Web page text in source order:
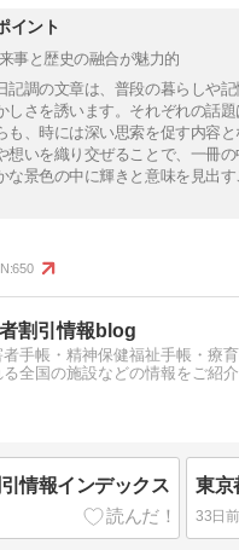
イント
事と歴史の融合が魅力的
記調の文章は、普段の暮らしや
しさを誘います。それぞれの話
も、時には深い思索を促す内容と
想いを織り交ぜることで、一冊
な景色の中に輝きと意味を見出
650
割引情報blog
手帳・精神保健福祉手帳・療
全国の施設などの情報をご紹介
情報インデックス 東京
33日前